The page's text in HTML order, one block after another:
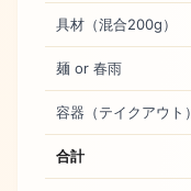
具材（混合200g）
麺 or 春雨
容器（テイクアウト）
合計